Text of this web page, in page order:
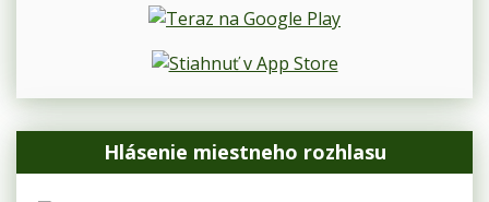
Hlásenie miestneho rozhlasu